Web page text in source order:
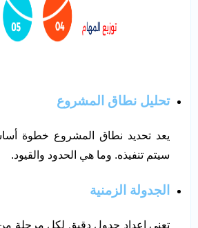
تحليل نطاق المشروع
يعد تحديد نطاق المشروع خطوة
سيتم تنفيذه. وما هي الحدود والقيود.
الجدولة الزمنية
تعني إعداد جدول دقيق لكل مرحلة